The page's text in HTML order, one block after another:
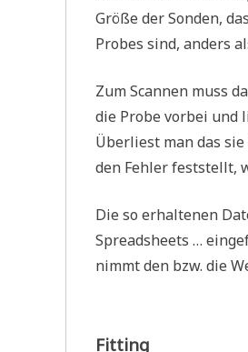
Größe der Sonden,
Probes sind, anders
Zum Scannen muss
die Probe vorbei und
Überliest man das
den Fehler feststellt,
Die so erhaltenen
Spreadsheets …
nimmt den bzw. die
Fitting